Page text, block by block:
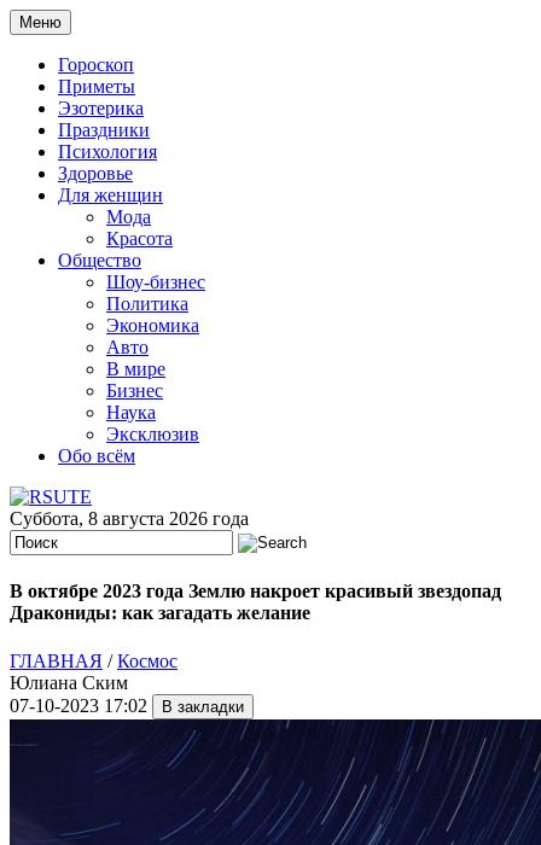
Меню
Гороскоп
Приметы
Эзотерика
Праздники
Психология
Здоровье
Для женщин
Мода
Красота
Общество
Шоу-бизнес
Политика
Экономика
Авто
В мире
Бизнес
Наука
Эксклюзив
Обо всём
Суббота, 8 августа 2026 года
В октябре 2023 года Землю накроет красивый звездопад
Дракониды: как загадать желание
ГЛАВНАЯ /Космос
Юлиана Ским
07-10-2023 17:02